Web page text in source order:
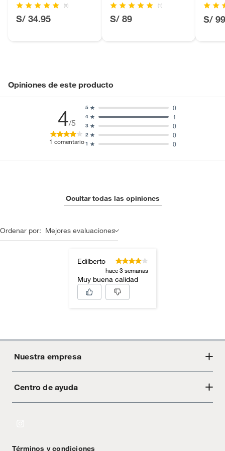
(9)
S/ 34.95
(1)
S/ 89 S/
Opiniones de este producto
4/5
1 comentario1 0
2 0
3 0
4 1
5 0
Ocultar todas las opiniones
Ordenar por: Mejores evaluaciones
Edilberto
hace 3 semanas
Muy buena calidad
Nuestra empresa
Acerca de Crate
Centro de ayuda
Términos y condiciones